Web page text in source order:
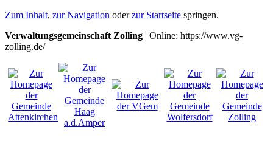
Zum Inhalt, zur Navigation oderzur Startseite springen.
Verwaltungsgemeinschaft Zolling | Online: https://www.vg-
zolling.de/